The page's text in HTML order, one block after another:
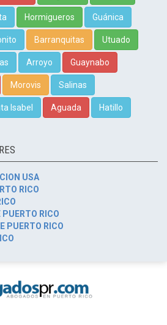
Hormigueros Guánica
Barranquitas Utuado
Arroyo Guaynabo
Morovis Salinas
Isabel Aguada Hatillo
USA
RICO
PUERTO RICO
PUERTO RICO